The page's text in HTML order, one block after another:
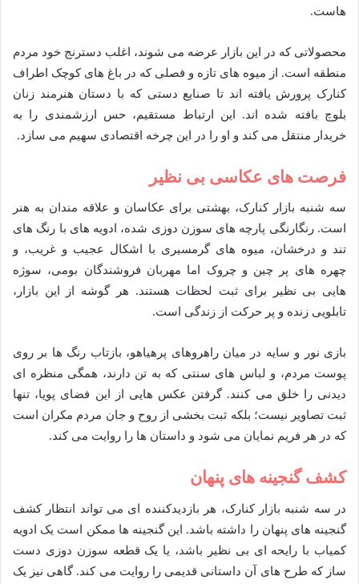
هاست.
محصولاتی که در این بازار عرضه می شوند، اغلب دسترنج خود مردم
منطقه است. از میوه های تازه و فصلی که در باغ های کوچک اطراف
کنارک پرورش یافته اند تا صنایع دستی که با دستان هنرمند زنان
بلوچ بافته شده اند. این ارتباط مستقیم، حس ارزشمندی را به
خریدار منتقل می کند و او را در این چرخه اقتصادی سهیم می سازد.
فرصت های عکاسی بی نظیر
سه شنبه بازار کنارک، بهشتی برای عکاسان و علاقه مندان به هنر
است. رنگارنگی پارچه های سوزن دوزی شده، ادویه های با رنگ های
تند و درخشان، میوه های گرمسیری با اشکال عجیب و غریب، و
چهره های پر چین و چروک اما مهربان فروشندگان بومی، سوژه
هایی بی نظیر برای ثبت لحظات هستند. هر گوشه از این بازار،
تابلویی زنده و پر حرکت از زندگی است.
بازی نور و سایه در میان راهروهای پرهیاهو، بازتاب رنگ ها بر روی
پوست مردم، و لباس های سنتی که به تن دارند، همگی منظره ای
دیدنی را خلق می کنند. گرفتن عکس هایی از این فضای پویا، تنها
ثبت تصاویر نیست؛ بلکه ثبت بخشی از روح و جان مردم مکران است
که در هر فریم نمایان می شود و داستان ها را روایت می کند.
کشف گنجینه های پنهان
در سه شنبه بازار کنارک، هر بازدیدکننده ای می تواند انتظار کشف
گنجینه های پنهان را داشته باشد. این گنجینه ها ممکن است یک ادویه
کمیاب با رایحه ای بی نظیر باشد، یا یک قطعه سوزن دوزی دست
ساز که طرح های آن داستانی قدیمی را روایت می کند. گاهی نیز یک